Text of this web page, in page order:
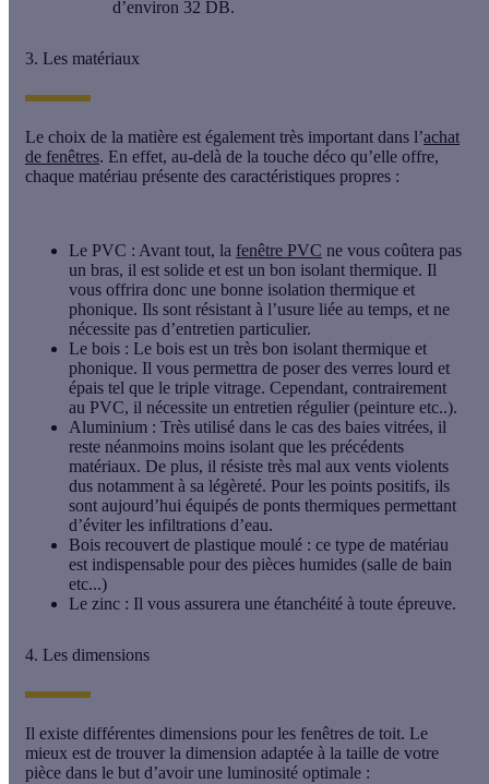
d’environ 32 DB.
3. Les matériaux
Le choix de la matière est également très important dans l’achat
de fenêtres. En effet, au-delà de la touche déco qu’elle offre,
chaque matériau présente des caractéristiques propres :
Le PVC : Avant tout, la fenêtre PVC ne vous coûtera pas
un bras, il est solide et est un bon isolant thermique. Il
vous offrira donc une bonne isolation thermique et
phonique. Ils sont résistant à l’usure liée au temps, et ne
nécessite pas d’entretien particulier.
Le bois : Le bois est un très bon isolant thermique et
phonique. Il vous permettra de poser des verres lourd et
épais tel que le triple vitrage. Cependant, contrairement
au PVC, il nécessite un entretien régulier (peinture etc..).
Aluminium : Très utilisé dans le cas des baies vitrées, il
reste néanmoins moins isolant que les précédents
matériaux. De plus, il résiste très mal aux vents violents
dus notamment à sa légèreté. Pour les points positifs, ils
sont aujourd’hui équipés de ponts thermiques permettant
d’éviter les infiltrations d’eau.
Bois recouvert de plastique moulé : ce type de matériau
est indispensable pour des pièces humides (salle de bain
etc...)
Le zinc : Il vous assurera une étanchéité à toute épreuve.
4. Les dimensions
Il existe différentes dimensions pour les fenêtres de toit. Le
mieux est de trouver la dimension adaptée à la taille de votre
pièce dans le but d’avoir une luminosité optimale :